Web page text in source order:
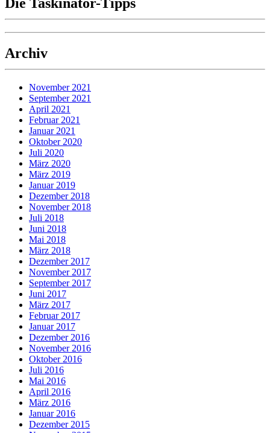
Die Taskinator-Tipps
Archiv
November 2021
September 2021
April 2021
Februar 2021
Januar 2021
Oktober 2020
Juli 2020
März 2020
März 2019
Januar 2019
Dezember 2018
November 2018
Juli 2018
Juni 2018
Mai 2018
März 2018
Dezember 2017
November 2017
September 2017
Juni 2017
März 2017
Februar 2017
Januar 2017
Dezember 2016
November 2016
Oktober 2016
Juli 2016
Mai 2016
April 2016
März 2016
Januar 2016
Dezember 2015